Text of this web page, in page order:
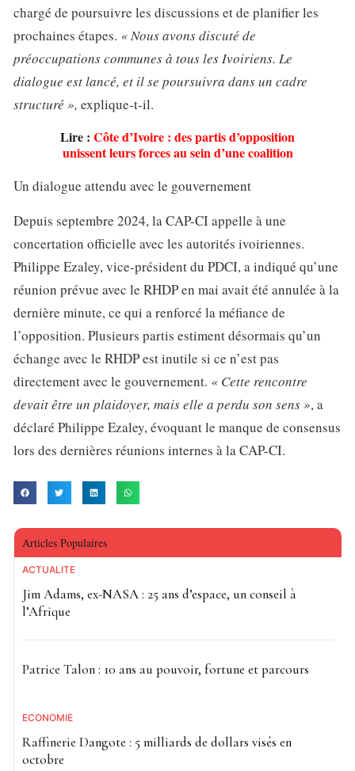
chargé de poursuivre les discussions et de planifier les
prochaines étapes. « Nous avons discuté de
préoccupations communes à tous les Ivoiriens. Le
dialogue est lancé, et il se poursuivra dans un cadre
structuré », explique-t-il.
Lire : Côte d’Ivoire : des partis d’opposition
unissent leurs forces au sein d’une coalition
Un dialogue attendu avec le gouvernement
Depuis septembre 2024, la CAP-CI appelle à une
concertation officielle avec les autorités ivoiriennes.
Philippe Ezaley, vice-président du PDCI, a indiqué qu’une
réunion prévue avec le RHDP en mai avait été annulée à la
dernière minute, ce qui a renforcé la méfiance de
l’opposition. Plusieurs partis estiment désormais qu’un
échange avec le RHDP est inutile si ce n’est pas
directement avec le gouvernement. « Cette rencontre
devait être un plaidoyer, mais elle a perdu son sens », a
déclaré Philippe Ezaley, évoquant le manque de consensus
lors des dernières réunions internes à la CAP-CI.
Articles Populaires
ACTUALITE
Jim Adams, ex-NASA : 25 ans d’espace, un conseil à
l’Afrique
Patrice Talon : 10 ans au pouvoir, fortune et parcours
ECONOMIE
Raffinerie Dangote : 5 milliards de dollars visés en
octobre